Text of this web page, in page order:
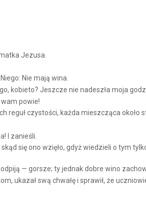
Jezusa.
Nie mają wina.
kobieto? Jeszcze nie nadeszła moja
powie!
reguł czystości, każda mieszcząca około
I zanieśli.
się ono wzięło, gdyż wiedzieli o tym
— gorsze; ty jednak dobre wino
ukazał swą chwałę i sprawił, że